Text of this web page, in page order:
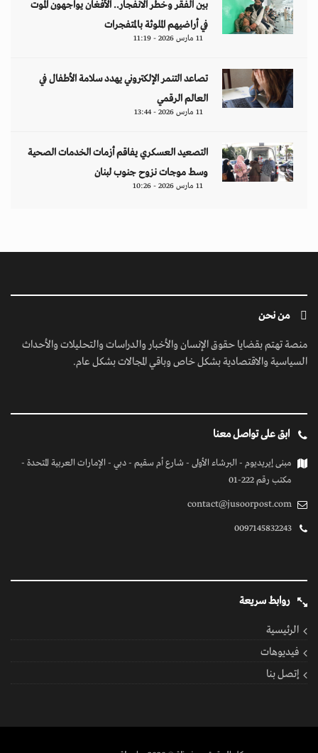
بين الفقر وخطر الانفجار.. الأفغان يواجهون الموت
في أراضيهم الملوثة بالمتفجرات
11 مارس 2026 - 11:19
تصاعد التنمر الإلكتروني يهدد سلامة الأطفال في
العالم الرقمي
11 مارس 2026 - 13:44
التصعيد العسكري يفاقم أزمات الخدمات الصحية
وسط موجات نزوح جنوب لبنان
11 مارس 2026 - 10:26
من نحن
منصة تهتم بقضايا حقوق الإنسان والأخبار والدراسات والتحليلات والأحداث
السياسية والاقتصادية بشكل خاص وباقي المجالات بشكل عام.
ابق على تواصل معنا
مبنى إيريديوم - البرشاء الأولى - شارع أم سقيم - دبي - الإمارات العربية المتحدة -
مكتب رقم 222-01
contact@jusoorpost.com
0097145832243
روابط سريعة
الرئيسية
فيديوهات
إتصل بنا